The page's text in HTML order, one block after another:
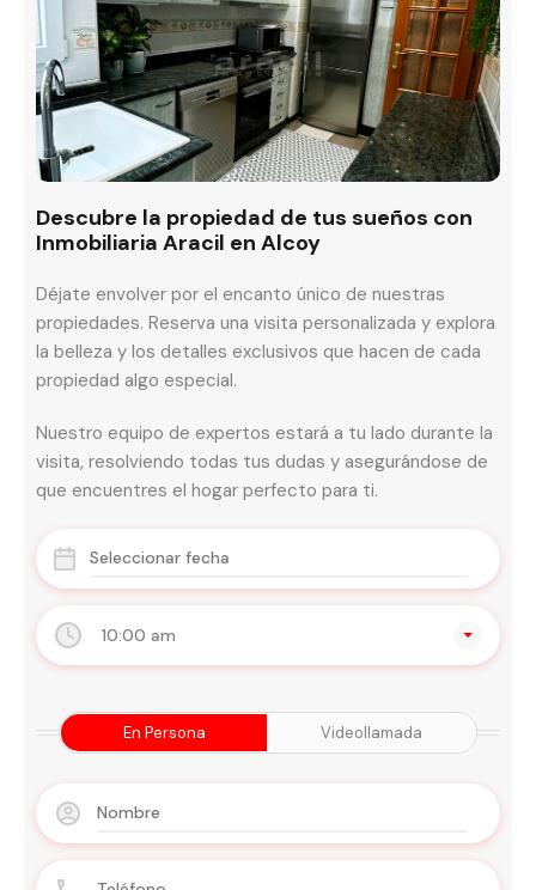
10:00 am
En Persona Videollamada
Descubre la propiedad de tus sueños con
Inmobiliaria Aracil en Alcoy
Déjate envolver por el encanto único de nuestras
propiedades. Reserva una visita personalizada y explora
la belleza y los detalles exclusivos que hacen de cada
propiedad algo especial.
Nuestro equipo de expertos estará a tu lado durante la
visita, resolviendo todas tus dudas y asegurándose de
que encuentres el hogar perfecto para ti.